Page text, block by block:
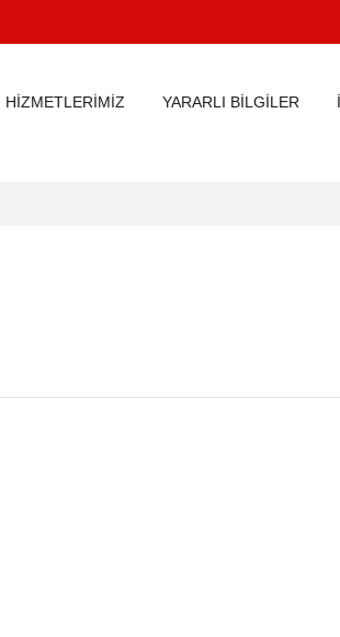
HİZMETLERİMİZ YARARLI BİLGİLER